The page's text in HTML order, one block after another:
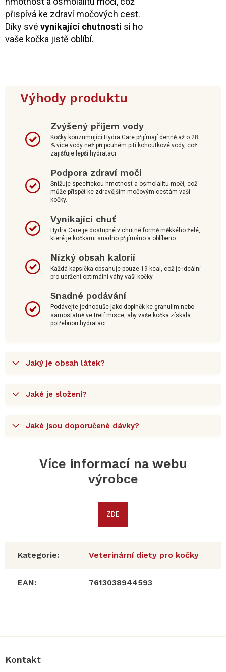
přispívá ke zdraví močových cest.
Díky své vynikající chutnosti si ho
vaše kočka jistě oblíbí.
Výhody produktu
Zvýšený příjem vody
Kočky konzumující Hydra Care přijímají denně až o 28
% více vody než při pouhém pití kohoutkové vody, což
zajišťuje lepší hydrataci.
Podpora zdraví moči
Snižuje specifickou hmotnost a osmolalitu moči, což
může přispět ke zdravějším močovým cestám vaší
kočky.
Vynikající chuť
Hydra Care je dostupné v chutné formě měkkého želé,
které je kočkami snadno přijímáno a oblíbeno.
Nízký obsah kalorií
Každá kapsička obsahuje pouze 19 kcal, což je ideální
pro udržení optimální váhy vaší kočky.
Snadné podávání
Podávejte jednoduše jako doplněk ke granulím nebo
samostatně ve třetí misce, aby vaše kočka získala
potřebnou hydrataci.
Jaký je obsah látek?
Jaké je složení?
Jaké jsou doporučené dávky?
Více informací na webu
výrobce
ZDE
Kategorie: Veterinární diety pro kočky
EAN: 7613038944593
Kontakt